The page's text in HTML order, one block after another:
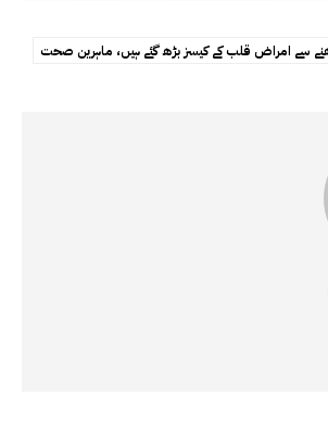
سے امراض قلب کے کیسز بڑھ گئے ہیں، ماہرین صحت